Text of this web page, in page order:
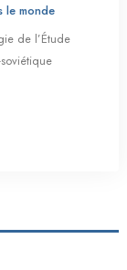
le monde
de l’Étude